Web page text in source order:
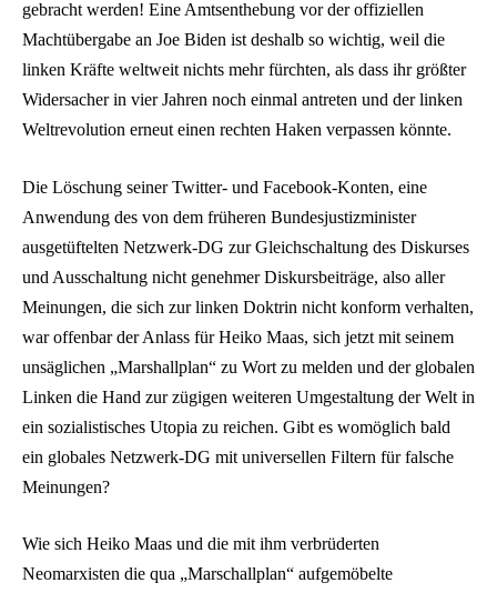
gebracht werden! Eine Amtsenthebung vor der offiziellen
Machtübergabe an Joe Biden ist deshalb so wichtig, weil die
linken Kräfte weltweit nichts mehr fürchten, als dass ihr größter
Widersacher in vier Jahren noch einmal antreten und der linken
Weltrevolution erneut einen rechten Haken verpassen könnte.
Die Löschung seiner Twitter- und Facebook-Konten, eine
Anwendung des von dem früheren Bundesjustizminister
ausgetüftelten Netzwerk-DG zur Gleichschaltung des Diskurses
und Ausschaltung nicht genehmer Diskursbeiträge, also aller
Meinungen, die sich zur linken Doktrin nicht konform verhalten,
war offenbar der Anlass für Heiko Maas, sich jetzt mit seinem
unsäglichen „Marshallplan“ zu Wort zu melden und der globalen
Linken die Hand zur zügigen weiteren Umgestaltung der Welt in
ein sozialistisches Utopia zu reichen. Gibt es womöglich bald
ein globales Netzwerk-DG mit universellen Filtern für falsche
Meinungen?
Wie sich Heiko Maas und die mit ihm verbrüderten
Neomarxisten die qua „Marschallplan“ aufgemöbelte